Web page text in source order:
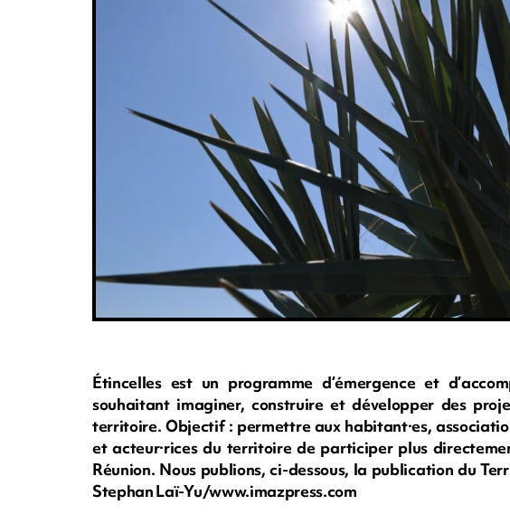
Étincelles est un programme d’émergence et
souhaitant imaginer, construire et développer des
territoire. Objectif : permettre aux habitant·es,
et acteur·rices du territoire de participer plus
Réunion. Nous publions, ci-dessous, la publication du
Stephan Laï-Yu/www.imazpress.com